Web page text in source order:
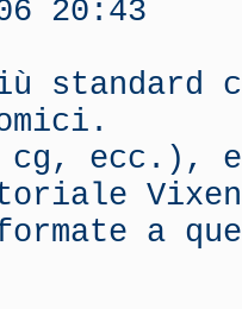
20:43
standard
cg, ecc.),
a